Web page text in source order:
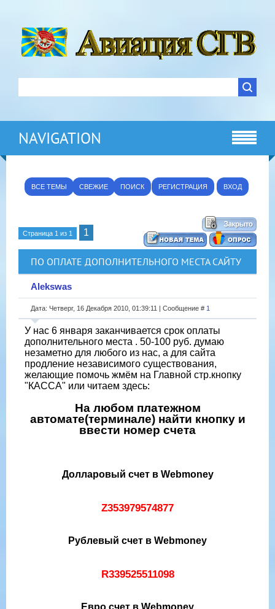
NAVIGATION
ВСЕ ТЕМЫ СВЕЖИЕ ПОИСК РЕГИСТРАЦИЯ ВХОД
Страница 1 из 1 1
ПО ОПЛАТЕ ДОПОЛНИТЕЛЬНОГО МЕСТА САЙТУ
Alekswas
Дата: Четверг, 16 Декабря 2010, 01:39:11 | Сообщение # 1
У нас 6 января заканчивается срок оплаты
дополнительного места . 50-100 руб. думаю
незаметно для любого из нас, а для сайта
продление независимого существования,
желающие помочь жмём на Главной стр.кнопку
"КАССА" или читаем здесь:
На любом платежном
автомате(терминале) найти кнопку и
ввести номер счета
Долларовый счет в Webmoney
Z353979574877
Рублевый счет в Webmoney
R339525511098
Евро счет в Webmoney